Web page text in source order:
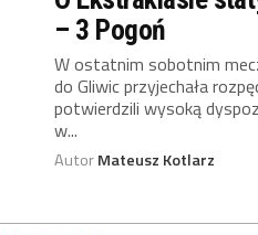
– 3 Pogoń
W ostatnim sobotnim
do Gliwic przyjechała
potwierdzili wysoką
w...
AutorMateusz Kotlarz